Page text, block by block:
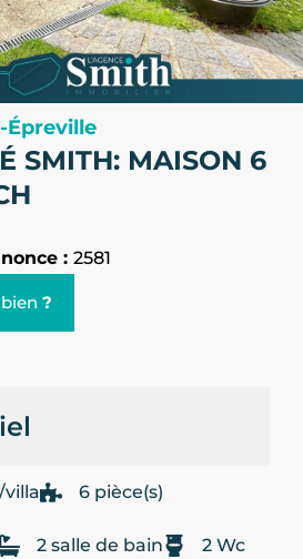
Épreville
SMITH: MAISON 6
: 2581
?
villa 6 pièce(s)
2 salle de bain 2 Wc